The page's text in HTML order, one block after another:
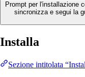
Prompt per l'installazione
sincronizza e segui la
Installa
Sezione intitolata